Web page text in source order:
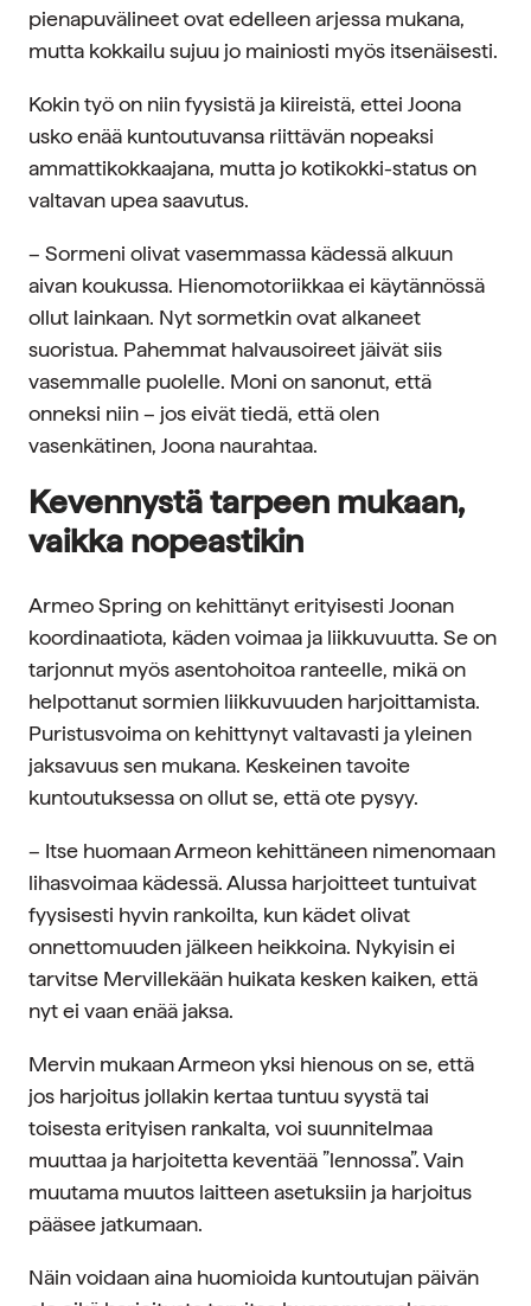
pienapuvälineet ovat edelleen arjessa mukana,
mutta kokkailu sujuu jo mainiosti myös itsenäisesti.
Kokin työ on niin fyysistä ja kiireistä, ettei Joona
usko enää kuntoutuvansa riittävän nopeaksi
ammattikokkaajana, mutta jo kotikokki-status on
valtavan upea saavutus.
– Sormeni olivat vasemmassa kädessä alkuun
aivan koukussa. Hienomotoriikkaa ei käytännössä
ollut lainkaan. Nyt sormetkin ovat alkaneet
suoristua. Pahemmat halvausoireet jäivät siis
vasemmalle puolelle. Moni on sanonut, että
onneksi niin – jos eivät tiedä, että olen
vasenkätinen, Joona naurahtaa.
Kevennystä tarpeen mukaan,
vaikka nopeastikin
Armeo Spring on kehittänyt erityisesti Joonan
koordinaatiota, käden voimaa ja liikkuvuutta. Se on
tarjonnut myös asentohoitoa ranteelle, mikä on
helpottanut sormien liikkuvuuden harjoittamista.
Puristusvoima on kehittynyt valtavasti ja yleinen
jaksavuus sen mukana. Keskeinen tavoite
kuntoutuksessa on ollut se, että ote pysyy.
– Itse huomaan Armeon kehittäneen nimenomaan
lihasvoimaa kädessä. Alussa harjoitteet tuntuivat
fyysisesti hyvin rankoilta, kun kädet olivat
onnettomuuden jälkeen heikkoina. Nykyisin ei
tarvitse Mervillekään huikata kesken kaiken, että
nyt ei vaan enää jaksa.
Mervin mukaan Armeon yksi hienous on se, että
jos harjoitus jollakin kertaa tuntuu syystä tai
toisesta erityisen rankalta, voi suunnitelmaa
muuttaa ja harjoitetta keventää ”lennossa”. Vain
muutama muutos laitteen asetuksiin ja harjoitus
pääsee jatkumaan.
Näin voidaan aina huomioida kuntoutujan päivän